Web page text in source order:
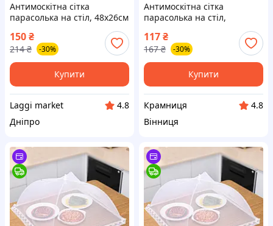
Антимоскітна сітка
парасолька на стіл, 48х26см
/ Антимоскітна парасолька-
ковпак для продуктів / Сітка
чохол на стіл
150₴
214 ₴ -30%
Купити
Laggi market
4.8
Дніпро
Антимоскітна сітка
парасолька на стіл,
Антимоскітна парасолька-
ковпак для продуктів / Сітка
чохол на стіл
117₴
167 ₴ -30%
Купити
Крамниця
4.8
Вінниця